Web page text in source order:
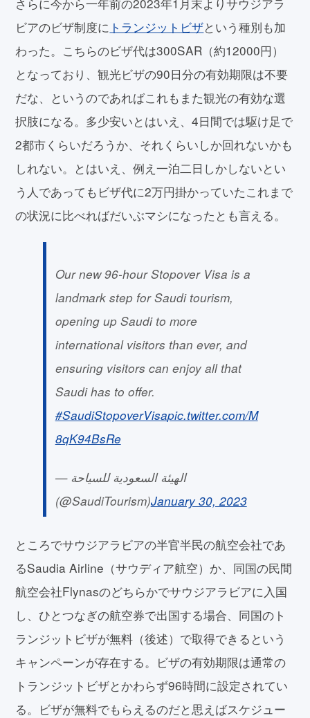
ビアのビザ制度に トランジットビザという種別も加
わった。こちらのビザ代は300SAR（約12000円）
となっており、観光ビザの90日分の有効期限は不要
だな、というのであればこれもまた観光の有効な選
択肢になる。多少安いとはいえ、4日間では駆け足で
2都市くらいだろうか、それくらいしか回れないかも
しれない。とはいえ、例え一泊二日しかしないとい
う人であってもビザ代に2万円掛かっていたこれまで
の状況に比べればだいぶマシになったとも言える。
Our new 96-hour Stopover Visa is a
landmark step for Saudi tourism,
opening up Saudi to more
international visitors than ever, and
ensuring visitors can enjoy all that
Saudi has to offer.
#SaudiStopoverVisapic.twitter.com/M
8qK94BsRe
— الهيئة السعودية للسياحة
(@SaudiTourism)January 30, 2023
ところでサウジアラビアの半官半民の航空会社であ
るSaudia Airline（サウディア航空）か、同国の民間
航空会社Flynasのどちらかでサウジアラビアに入国
し、ひとつなぎの航空券で出国する場合、同国のト
ランジットビザが無料（後述）で取得できるという
キャンペーンが存在する。ビザの有効期限は通常の
トランジットビザとかわらず96時間に設定されてい
る。ビザが無料でもらえるのだと思えばスケジュー